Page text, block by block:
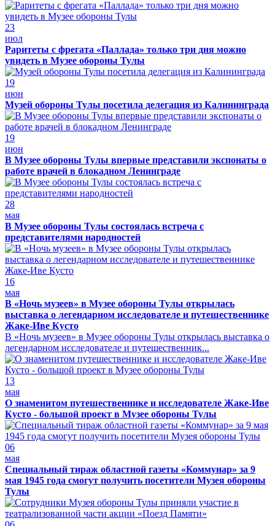
23
июл
Раритеты с фрегата «Паллада» только три дня можно
увидеть в Музее обороны Тулы
19
июн
Музей обороны Тулы посетила делегация из Калининграда
19
июн
В Музее обороны Тулы впервые представили экспонаты о
работе врачей в блокадном Ленинграде
28
мая
В Музее обороны Тулы состоялась встреча с
представителями народностей
16
мая
В «Ночь музеев» в Музее обороны Тулы открылась
выставка о легендарном исследователе и путешественнике
Жаке-Иве Кусто
В «Ночь музеев» в Музее обороны Тулы открылась выставка о
легендарном исследователе и путешественник...
13
мая
О знаменитом путешественнике и исследователе Жаке-Иве
Кусто - большой проект в Музее обороны Тулы
06
мая
Специальный тираж областной газеты «Коммунар» за 9
мая 1945 года смогут получить посетители Музея обороны
Тулы